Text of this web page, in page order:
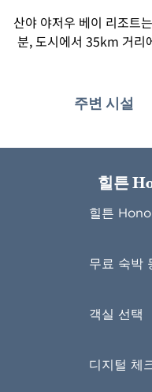
산야 야저우 베이 리조트
분, 도시에서 35km 거리
주변 시설
힐튼
힐튼
무료 숙박
객실 선택
디지털 체